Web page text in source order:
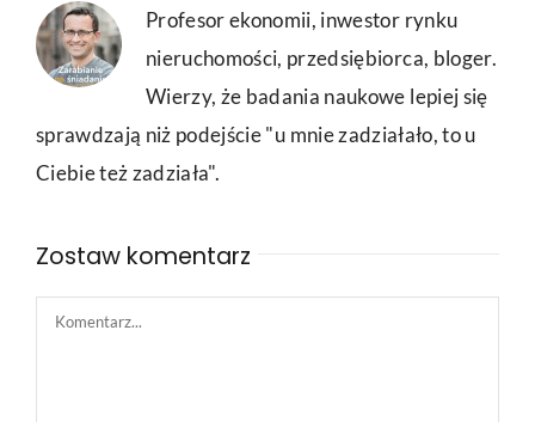
Profesor ekonomii, inwestor rynku
nieruchomości, przedsiębiorca, bloger.
Wierzy, że badania naukowe lepiej się
sprawdzają niż podejście "u mnie zadziałało, to u
Ciebie też zadziała".
Zostaw komentarz
Comment